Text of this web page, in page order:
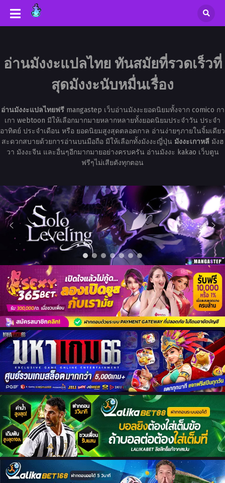
อ่านมังงะแปลไทย ทันสมัยที่รวดเร็วที่
สุดมังงะนับหมื่นเรื่อง
อ่านมังงะแปลไทยฟรีmangastep เว็บอ่านมังงะยอดนิยมทั้งจาก comico กา
เกา webtoon มีให้เลือกมากมายหลากหลายทั้งยอดนิยมประจำวัน ประจำ
อาทิตย์ ประจำเดือน หรือ ยอดนิยมสูงสุดตลอดกาล อ่านง่ายๆภายในจิ้มเดียว
สะดวกสบายด้วยการอ่านบนมือถือ มีให้เลือกทั้งมังงะญี่ปุ่น มังงะเกาหลีมังฮ
วา มังงะจีน และอื่นๆอีกมากมายอย่างครบครัน อ่านมังงะ kakao เว็บตูน
ฟรีๆไม่เสียตังทุกตอน